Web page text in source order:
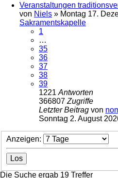
Veranstaltungen
von Niels » Montag 17.
Sakramentskapelle
1
…
35
36
37
38
39
1221 Antworten
366807 Zugriffe
Letzter Beitrag von
Sonntag 2. August
Anzeigen:
Die Suche ergab 19 Treffer